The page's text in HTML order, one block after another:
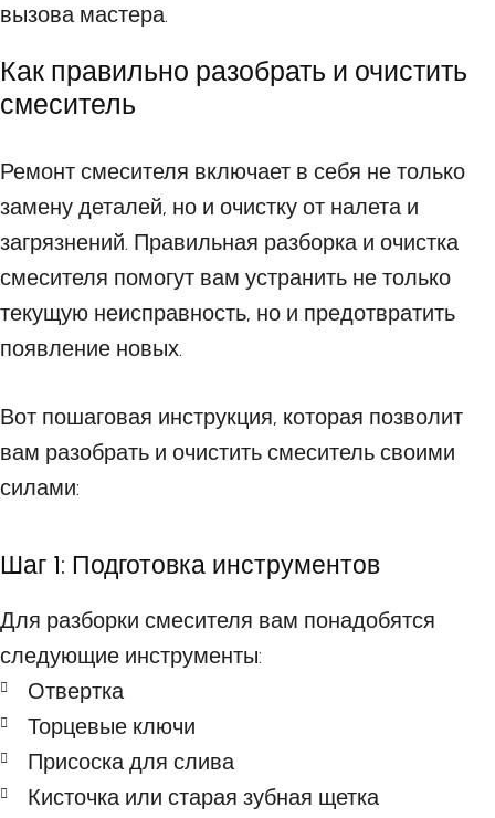
вызова мастера.
Как правильно разобрать и очистить
смеситель
Ремонт смесителя включает в себя не только
замену деталей, но и очистку от налета и
загрязнений. Правильная разборка и очистка
смесителя помогут вам устранить не только
текущую неисправность, но и предотвратить
появление новых.
Вот пошаговая инструкция, которая позволит
вам разобрать и очистить смеситель своими
силами:
Шаг 1: Подготовка инструментов
Для разборки смесителя вам понадобятся
следующие инструменты:
Отвертка
Торцевые ключи
Присоска для слива
Кисточка или старая зубная щетка